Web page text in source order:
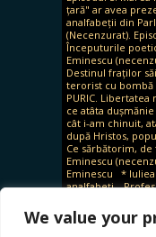
We value your
țară" ar avea
analfabeții din
(Necenzurat).
Începuturile
Eminescu
Destinul fraților săi
terorist cu bombă
PURIC. Libertatea
ce atâta
cât i-am chinuit,
după Hristos,
Ce sărbătorim,
Eminescu
Eminescu
*
analfabeți.
internaționala
victimele